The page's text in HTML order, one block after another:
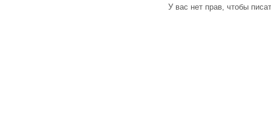
У вас нет прав, чтобы